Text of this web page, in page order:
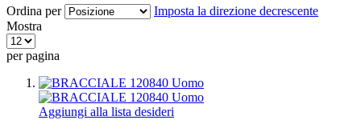
Ordina per
Imposta la direzione decrescente
Mostra
per pagina
Aggiungi alla lista desideri